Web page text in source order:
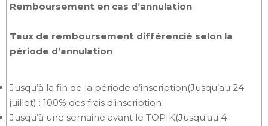
Remboursement en cas d’annulation
Taux de remboursement différencié selon la
période d’annulation
Jusqu’à la fin de la période d’inscription(Jusqu’au 24
juillet) : 100% des frais d’inscription
Jusqu’à une semaine avant le TOPIK(Jusqu'au 4